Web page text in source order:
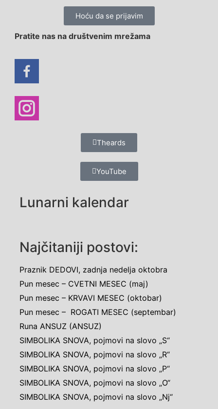
Hoću da se prijavim
Pratite nas na društvenim mrežama
Theards
YouTube
Lunarni kalendar
Najčitaniji postovi:
Praznik DEDOVI, zadnja nedelja oktobra
Pun mesec – CVETNI MESEC (maj)
Pun mesec – KRVAVI MESEC (oktobar)
Pun mesec – ROGATI MESEC (septembar)
Runa ANSUZ (ANSUZ)
SIMBOLIKA SNOVA, pojmovi na slovo „S“
SIMBOLIKA SNOVA, pojmovi na slovo „R“
SIMBOLIKA SNOVA, pojmovi na slovo „P“
SIMBOLIKA SNOVA, pojmovi na slovo „O“
SIMBOLIKA SNOVA, pojmovi na slovo „Nj“